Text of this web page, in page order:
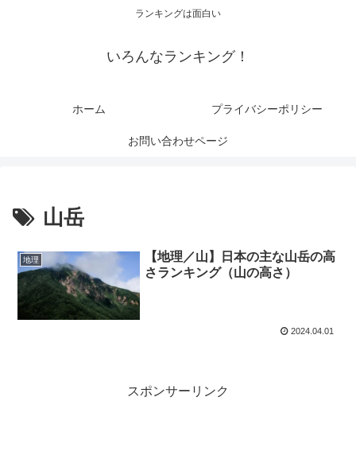
ランキングは面白い
いろんなランキング！
ホーム プライバシーポリシー
お問い合わせページ
山岳
地理
【地理／山】日本の主な山岳の高
さランキング（山の高さ）
2024.04.01
スポンサーリンク